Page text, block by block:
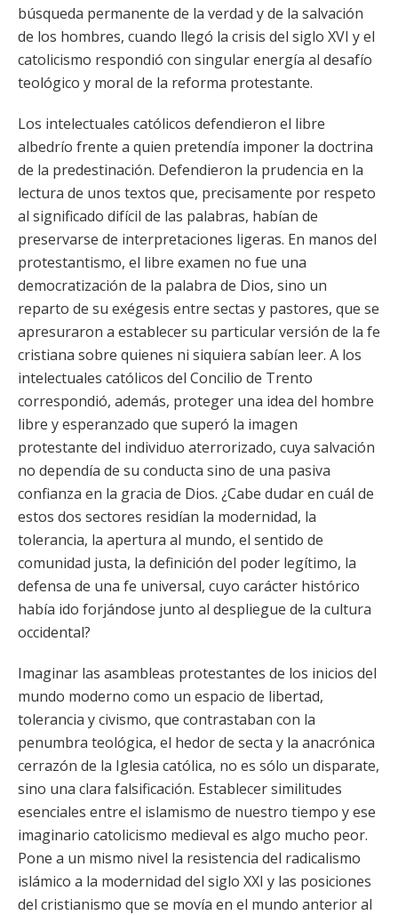
búsqueda permanente de la verdad y de la salvación
de los hombres, cuando llegó la crisis del siglo XVI y el
catolicismo respondió con singular energía al desafío
teológico y moral de la reforma protestante.
Los intelectuales católicos defendieron el libre
albedrío frente a quien pretendía imponer la doctrina
de la predestinación. Defendieron la prudencia en la
lectura de unos textos que, precisamente por respeto
al significado difícil de las palabras, habían de
preservarse de interpretaciones ligeras. En manos del
protestantismo, el libre examen no fue una
democratización de la palabra de Dios, sino un
reparto de su exégesis entre sectas y pastores, que se
apresuraron a establecer su particular versión de la fe
cristiana sobre quienes ni siquiera sabían leer. A los
intelectuales católicos del Concilio de Trento
correspondió, además, proteger una idea del hombre
libre y esperanzado que superó la imagen
protestante del individuo aterrorizado, cuya salvación
no dependía de su conducta sino de una pasiva
confianza en la gracia de Dios. ¿Cabe dudar en cuál de
estos dos sectores residían la modernidad, la
tolerancia, la apertura al mundo, el sentido de
comunidad justa, la definición del poder legítimo, la
defensa de una fe universal, cuyo carácter histórico
había ido forjándose junto al despliegue de la cultura
occidental?
Imaginar las asambleas protestantes de los inicios del
mundo moderno como un espacio de libertad,
tolerancia y civismo, que contrastaban con la
penumbra teológica, el hedor de secta y la anacrónica
cerrazón de la Iglesia católica, no es sólo un disparate,
sino una clara falsificación. Establecer similitudes
esenciales entre el islamismo de nuestro tiempo y ese
imaginario catolicismo medieval es algo mucho peor.
Pone a un mismo nivel la resistencia del radicalismo
islámico a la modernidad del siglo XXI y las posiciones
del cristianismo que se movía en el mundo anterior al